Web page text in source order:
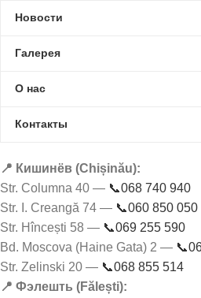
Новости
Галерея
О нас
Контакты
📍 Кишинёв (Chișinău):
Str. Columna 40 — 📞068 740 940
Str. I. Creangă 74 — 📞060 850 050
Str. Hîncești 58 — 📞069 255 590
Bd. Moscova (Haine Gata) 2 —
Str. Zelinski 20 — 📞068 855 514
📍 Фэлешть (Fălești):